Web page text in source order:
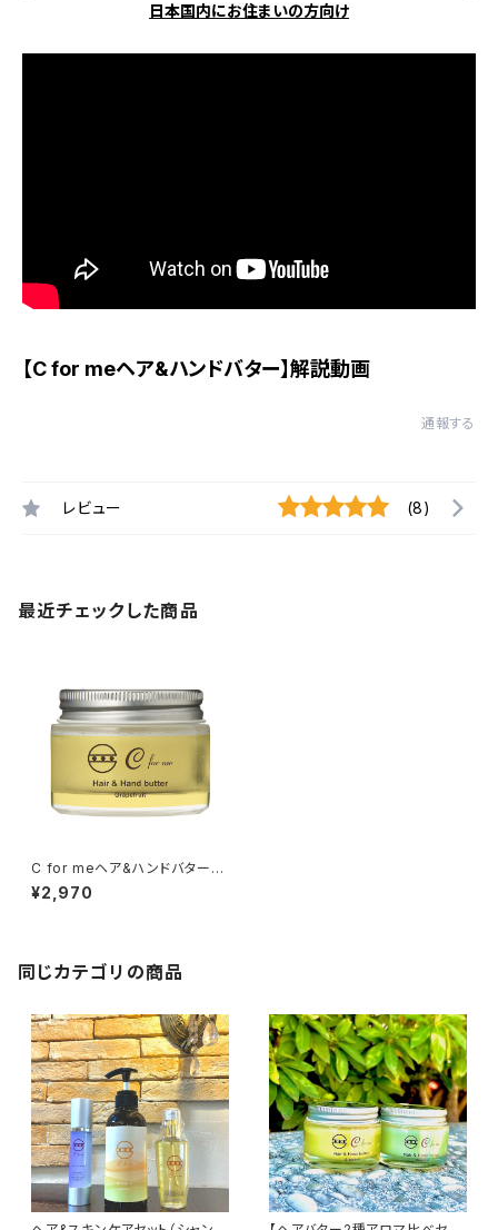
日本国内にお住まいの方向け
【C for meヘア&ハンドバター】解説動画
通報する
レビュー (8)
最近チェックした商品
C for meヘア&ハンドバター
【グレープフルーツの香り】48g
/マルチバーム/ヘアバーム
¥2,970
同じカテゴリの商品